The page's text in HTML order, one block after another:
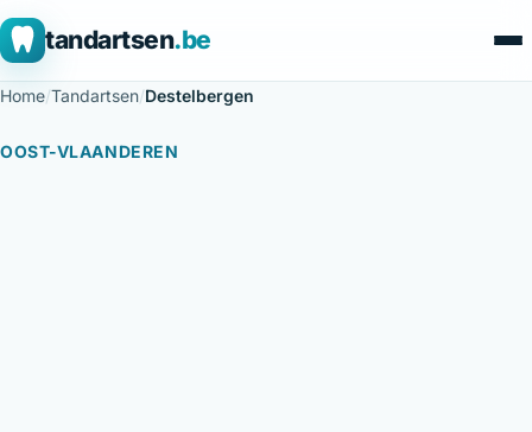
tandartsen.be
Home/Tandartsen/Destelbergen
OOST-VLAANDEREN